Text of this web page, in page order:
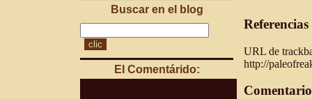
Buscar en el blog
El Comentárido:
URL de
http://